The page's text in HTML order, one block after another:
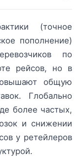
(точное
пополнение)
по
рейсов, но в
общую
Глобально
более частых,
и снижении
у ретейлеров